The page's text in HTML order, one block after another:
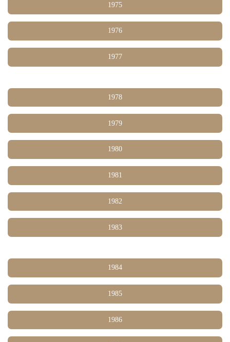
1975
1976
1977
1978
1979
1980
1981
1982
1983
1984
1985
1986